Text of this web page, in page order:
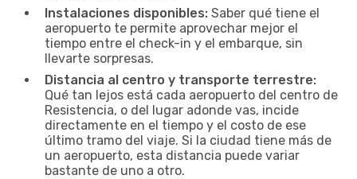
Instalaciones disponibles: Saber qué tiene el
aeropuerto te permite aprovechar mejor el
tiempo entre el check-in y el embarque, sin
llevarte sorpresas.
Distancia al centro y transporte terrestre:
Qué tan lejos está cada aeropuerto del centro de
Resistencia, o del lugar adonde vas, incide
directamente en el tiempo y el costo de ese
último tramo del viaje. Si la ciudad tiene más de
un aeropuerto, esta distancia puede variar
bastante de uno a otro.